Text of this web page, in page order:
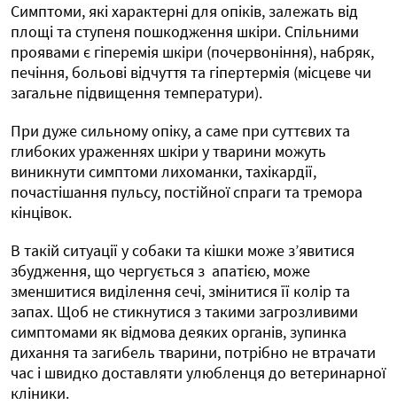
Симптоми, які характерні для опіків, залежать від
площі та ступеня пошкодження шкіри. Спільними
проявами є гіперемія шкіри (почервоніння), набряк,
печіння, больові відчуття та гіпертермія (місцеве чи
загальне підвищення температури).
При дуже сильному опіку, а саме при суттєвих та
глибоких ураженнях шкіри у тварини можуть
виникнути симптоми лихоманки, тахікардії,
почастішання пульсу, постійної спраги та тремора
кінцівок.
В такій ситуації у собаки та кішки може з’явитися
збудження, що чергується з апатією, може
зменшитися виділення сечі, змінитися її колір та
запах. Щоб не стикнутися з такими загрозливими
симптомами як відмова деяких органів, зупинка
дихання та загибель тварини, потрібно не втрачати
час і швидко доставляти улюбленця до ветеринарної
кліники.